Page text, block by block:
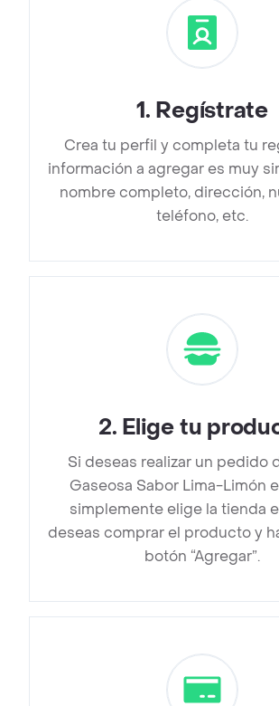
1. Regístrate
Crea tu perfil y completa tu
información a agregar es muy
nombre completo, dirección,
teléfono, etc.
2. Elige tu
Si deseas realizar un pedido
Gaseosa Sabor Lima-Limón
simplemente elige la tienda
deseas comprar el producto y
botón “Agregar”.